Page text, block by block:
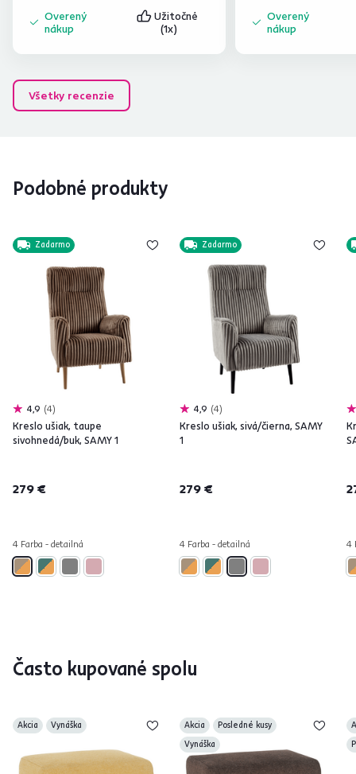
Overený
nákup
Užitočné
(1x)
Overený
nákup
Všetky recenzie
Podobné produkty
Zadarmo
4,9 4
Kreslo ušiak, taupe
sivohnedá/buk, SAMY 1
279 €
4 Farba - detailná
Zadarmo
4,9 4
Kreslo ušiak, sivá/čierna, SAMY
1
279 €
4 Farba - detailná 4
Často kupované spolu
Akcia Vynáška Akcia
Posledné kusy
Vynáška